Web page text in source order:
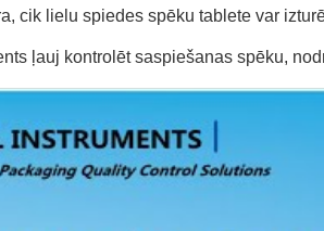
cik lielu spiedes spēku tablete var
ļauj kontrolēt saspiešanas spēku,